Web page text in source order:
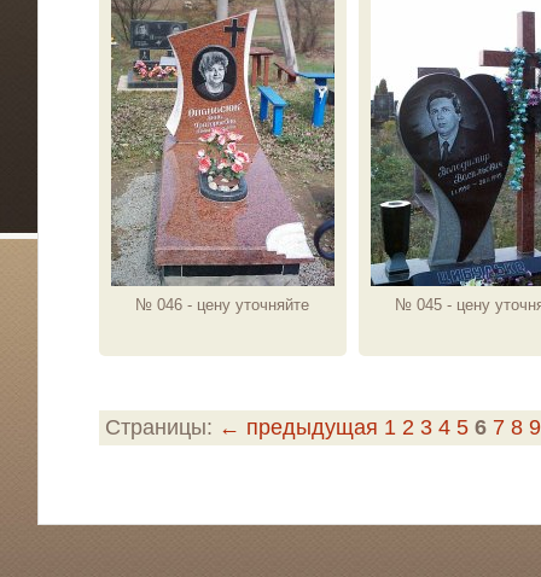
№ 046 - цену уточняйте № 045 - цену
Страницы: ← предыдущая 1 2 3 4 5 6 7 8 9